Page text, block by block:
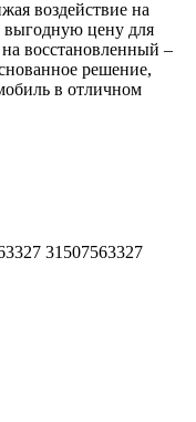
воздействие на
выгодную цену для
восстановленный –
решение,
в отличном
31507563327